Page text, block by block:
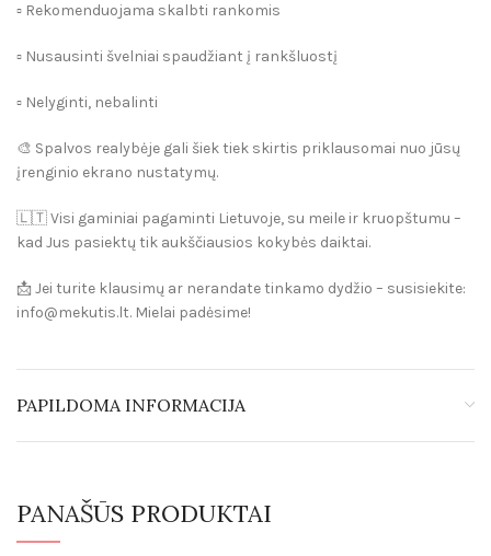
▫️ Rekomenduojama skalbti rankomis
▫️ Nusausinti švelniai spaudžiant į rankšluostį
▫️ Nelyginti, nebalinti
🎨 Spalvos realybėje gali šiek tiek skirtis priklausomai nuo jūsų
įrenginio ekrano nustatymų.
🇱🇹 Visi gaminiai pagaminti Lietuvoje, su meile ir kruopštumu –
kad Jus pasiektų tik aukščiausios kokybės daiktai.
📩 Jei turite klausimų ar nerandate tinkamo dydžio – susisiekite:
info@mekutis.lt. Mielai padėsime!
PAPILDOMA INFORMACIJA
PANAŠŪS PRODUKTAI